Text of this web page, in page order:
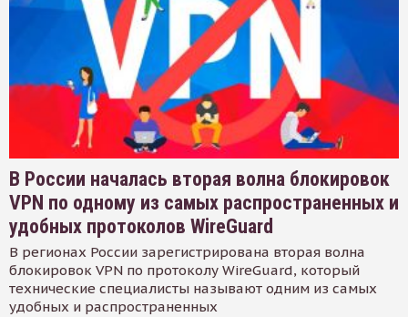
В России началась вторая волна блокировок
VPN по одному из самых распространенных и
удобных протоколов WireGuard
В регионах России зарегистрирована вторая волна
блокировок VPN по протоколу WireGuard, который
технические специалисты называют одним из самых
удобных и распространенных